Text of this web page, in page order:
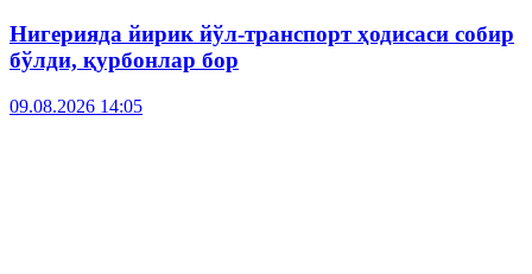
Нигерияда йирик йўл-транспорт ҳодисаси собир
бўлди, қурбонлар бор
09.08.2026 14:05